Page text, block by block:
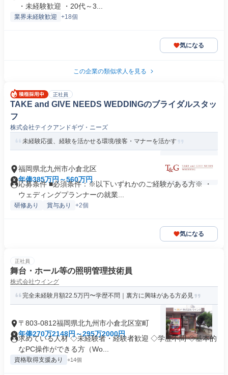
・未経験歓迎 ・20代～3...
業界未経験歓迎 +18個
気になる
この企業の類似求人を見る
正社員
TAKE and GIVE NEEDS WEDDINGのブライダルスタッ
フ
株式会社テイクアンドギヴ・ニーズ
未経験応援、経験を活かせる環境/接客・マナーを活かす
福岡県北九州市小倉北区
年俸385万円～560万円
応募条件 ■必須条件：※以下いずれかのご経験がある方※ ・
ウェディングプランナーの就業...
研修あり 賞与あり +2個
気になる
正社員
舞台・ホール等の照明管理技術員
株式会社ウイング
完全未経験月額22.5万円〜学歴不問｜裏方に興味がある方必見
〒803-0812福岡県北九州市小倉北区室町
年俸270万2148円～295万2000円
求めている人材 ◇未経験者・経験者歓迎 ◇学歴不問 ◇基本的
なPC操作ができる方（Wo...
資格取得支援あり +14個